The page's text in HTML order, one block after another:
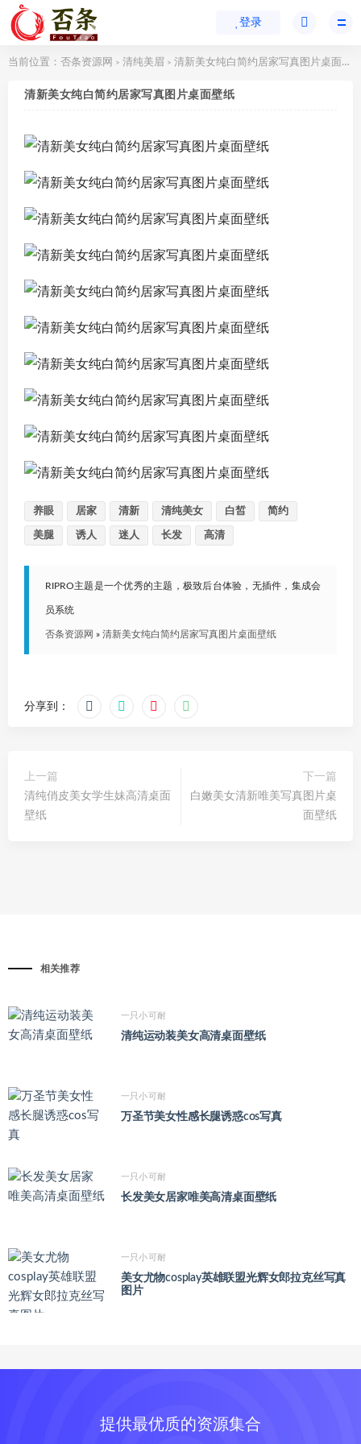
登录
当前位置： 否条资源网 > 清纯美眉 > 清新美女纯白简约居家写真图片桌面壁纸
清新美女纯白简约居家写真图片桌面壁纸
养眼 居家 清新 清纯美女 白皙 简约
美腿 诱人 迷人 长发 高清
RIPRO主题是一个优秀的主题，极致后台体验，无插件，集成会
员系统
否条资源网 » 清新美女纯白简约居家写真图片桌面壁纸
分享到：
上一篇
清纯俏皮美女学生妹高清桌面
壁纸
下一篇
白嫩美女清新唯美写真图片桌
面壁纸
相关推荐
一只小可耐
清纯运动装美女高清桌面壁纸
一只小可耐
万圣节美女性感长腿诱惑cos写真
一只小可耐
长发美女居家唯美高清桌面壁纸
一只小可耐
美女尤物cosplay英雄联盟光辉女郎拉克丝写真
图片
提供最优质的资源集合